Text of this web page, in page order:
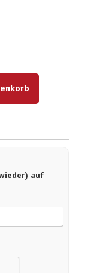
um die Anzahl zu
auf